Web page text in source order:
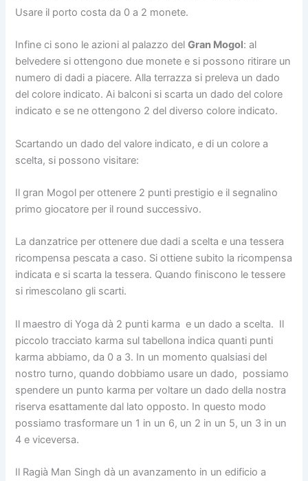
Usare il porto costa da 0 a 2 monete.
Infine ci sono le azioni al palazzo delGran Mogol: al
belvedere si ottengono due monete e si possono ritirare un
numero di dadi a piacere. Alla terrazza si preleva un dado
del colore indicato. Ai balconi si scarta un dado del colore
indicato e se ne ottengono 2 del diverso colore indicato.
Scartando un dado del valore indicato, e di un colore a
scelta, si possono visitare:
Il gran Mogol per ottenere 2 punti prestigio e il segnalino
primo giocatore per il round successivo.
La danzatrice per ottenere due dadi a scelta e una tessera
ricompensa pescata a caso. Si ottiene subito la ricompensa
indicata e si scarta la tessera. Quando finiscono le tessere
si rimescolano gli scarti.
Il maestro di Yoga dà 2 punti karma e un dado a scelta. Il
piccolo tracciato karma sul tabellona indica quanti punti
karma abbiamo, da 0 a 3. In un momento qualsiasi del
nostro turno, quando dobbiamo usare un dado, possiamo
spendere un punto karma per voltare un dado della nostra
riserva esattamente dal lato opposto. In questo modo
possiamo trasformare un 1 in un 6, un 2 in un 5, un 3 in un
4 e viceversa.
Il Ragià Man Singh dà un avanzamento in un edificio a